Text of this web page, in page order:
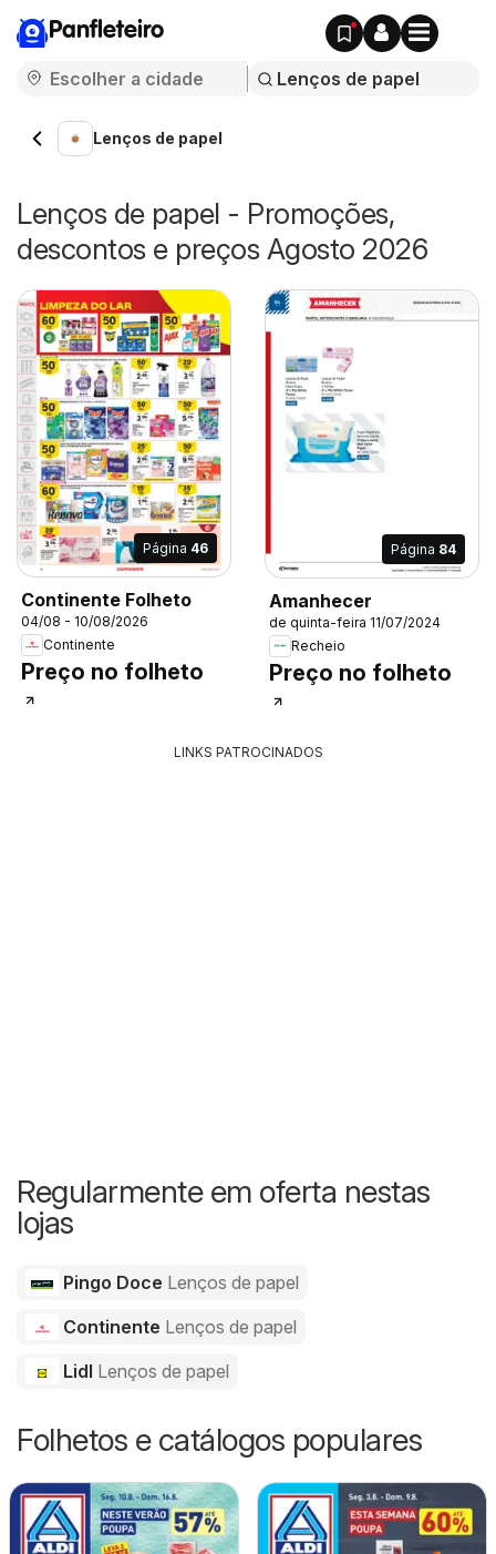
Panfleteiro
Lenços de papel
Lenços de papel - Promoções,
descontos e preços Agosto 2026
Página 46
Continente Folheto
04/08 - 10/08/2026
Continente
Preço no folheto
Página 84
Amanhecer
de quinta-feira 11/07/2024
Recheio
Preço no folheto
LINKS PATROCINADOS
Regularmente em oferta nestas
lojas
Pingo Doce Lenços de papel
Continente Lenços de papel
Lidl Lenços de papel
Folhetos e catálogos populares